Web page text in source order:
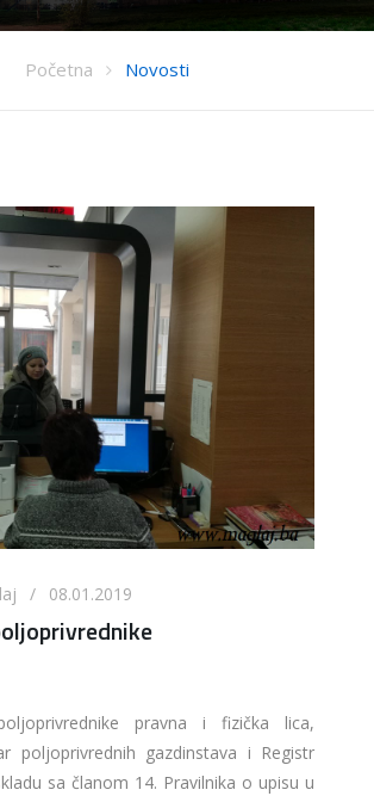
Početna Novosti
/ 08.01.2019
pravna i fizička lica,
poljoprivrednih gazdinstava i Registr
sa članom 14. Pravilnika o upisu u